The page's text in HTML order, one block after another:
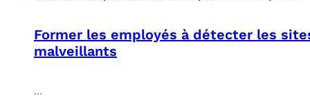
Former les employés à détecter les
malveillants
...